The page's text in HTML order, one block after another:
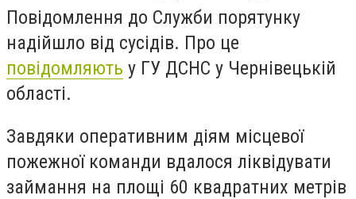
Повідомлення до Служби порятунку
надійшло від сусідів. Про це
повідомляють у ГУ ДСНС у Чернівецькій
області.
Завдяки оперативним діям місцевої
пожежної команди вдалося ліквідувати
займання на площі 60 квадратних метрів